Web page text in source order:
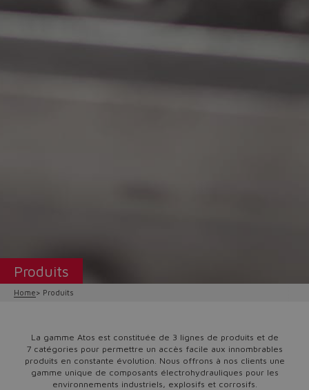
Produits
Home Produits
La gamme Atos est constituée de 3 lignes de produits et de
7 catégories pour permettre un accès facile aux innombrables
produits en constante évolution. Nous offrons à nos clients une
gamme unique de composants électrohydrauliques pour les
environnements industriels, explosifs et corrosifs.